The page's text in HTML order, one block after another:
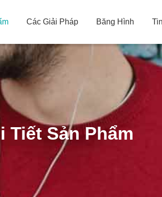
Các Giải Pháp Băng Hình
Tiết Sản Phẩm